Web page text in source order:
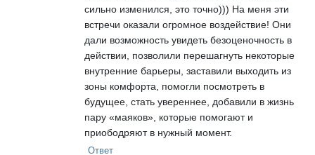
сильно изменился, это точно))) На меня эти
встречи оказали огромное воздействие! Они
дали возможность увидеть безоценочность в
действии, позволили перешагнуть некоторые
внутренние барьеры, заставили выходить из
зоны комфорта, помогли посмотреть в
будущее, стать увереннее, добавили в жизнь
пару «маяков», которые помогают и
приободряют в нужный момент.
Ответ